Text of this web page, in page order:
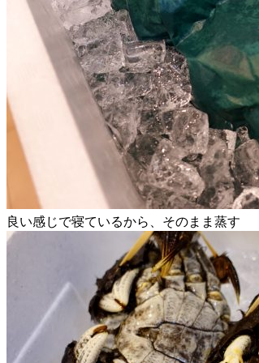
良い感じで寝ているから、そのまま蒸す